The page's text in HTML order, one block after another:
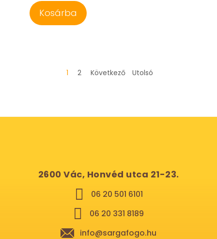
Kosárba
1 2 Következő Utolsó
2600 Vác, Honvéd utca 21-23.
06 20 501 6101
06 20 331 8189
info@sargafogo.hu